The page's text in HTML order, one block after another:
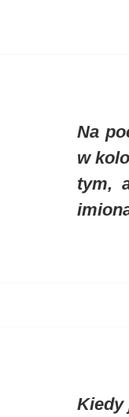
Na
w
tym,
Kiedy